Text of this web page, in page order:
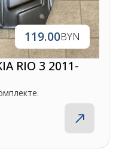
119.00BYN
RIO 3 2011-